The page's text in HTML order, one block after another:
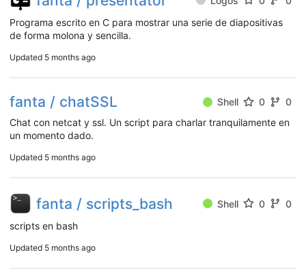
Programa escrito en C para mostrar una serie de diapositivas
de forma molona y sencilla.
Updated 5 months ago
fanta / chatSSL Shell 0
0
Chat con netcat y ssl. Un script para charlar tranquilamente en
un momento dado.
Updated 5 months ago
fanta / scripts_bash Shell 0
0
scripts en bash
Updated 5 months ago